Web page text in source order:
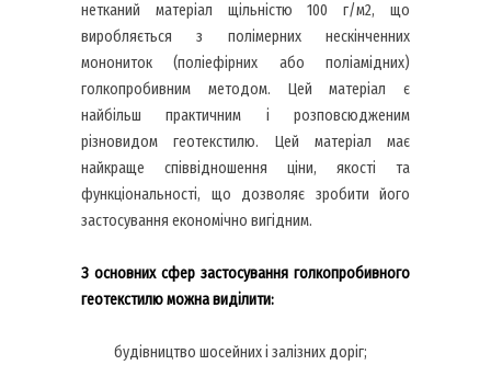
нетканий матеріал щільністю 100 г/м2, що
виробляється з полімерних нескінченних
монониток (поліефірних або поліамідних)
голкопробивним методом. Цей матеріал є
найбільш практичним і розповсюдженим
різновидом геотекстилю. Цей матеріал має
найкраще співвідношення ціни, якості та
функціональності, що дозволяє зробити його
застосування економічно вигідним.
З основних сфер застосування голкопробивного
геотекстилю можна виділити:
будівництво шосейних і залізних доріг;